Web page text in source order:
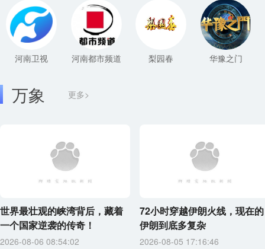
河南卫视 河南都市频道 梨园春 华豫之门
更多>
万象
世界最壮观的峡湾背后，藏着
一个国家逆袭的传奇！
2026-08-06 08:54:02
72小时穿越伊朗火线，现在的
伊朗到底多复杂
2026-08-05 17:16:46